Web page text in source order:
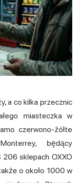
a co kilka przecznic
miasteczka w
czerwono-żółte
będący
206 sklepach OXXO
o około 1000 w